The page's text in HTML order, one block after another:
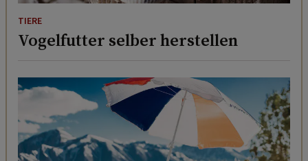
TIERE
Vogelfutter selber herstellen